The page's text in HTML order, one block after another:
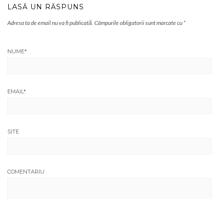
LASĂ UN RĂSPUNS
Adresa ta de email nu va fi publicată. Câmpurile obligatorii sunt marcate cu *
NUME*
EMAIL*
SITE
COMENTARIU